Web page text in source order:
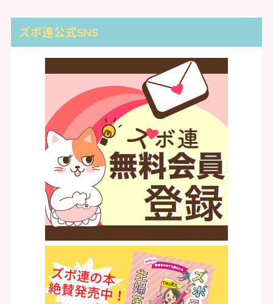
ズボ連公式SNS